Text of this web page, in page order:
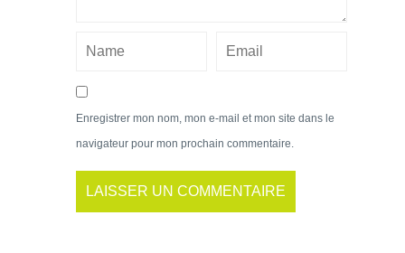
Enregistrer mon nom, mon e-mail et mon site dans le
navigateur pour mon prochain commentaire.